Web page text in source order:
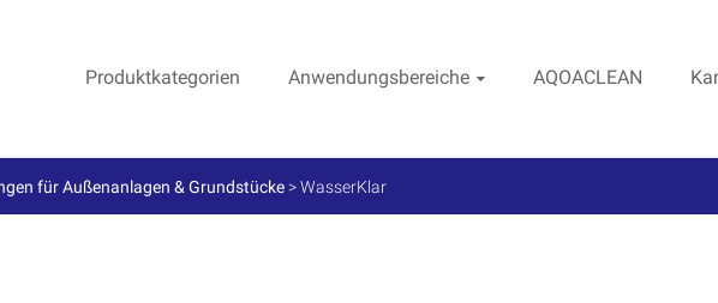
Produktkategorien Anwendungsbereiche AQOACLEAN
für Außenanlagen & Grundstücke >WasserKlar